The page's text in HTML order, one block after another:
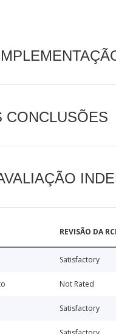
CONCLUSÕES
REVISÃO DA
Satisfactory
Not Rated
Satisfactory